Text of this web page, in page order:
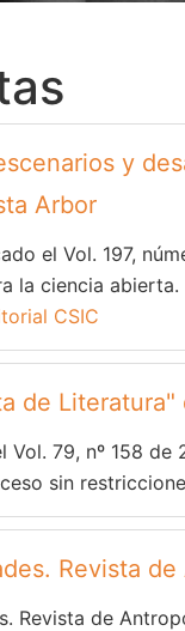
y
Arbor
el Vol. 197,
la ciencia
CSIC
de
Vol. 79, nº 158
sin
Revista
Revista de